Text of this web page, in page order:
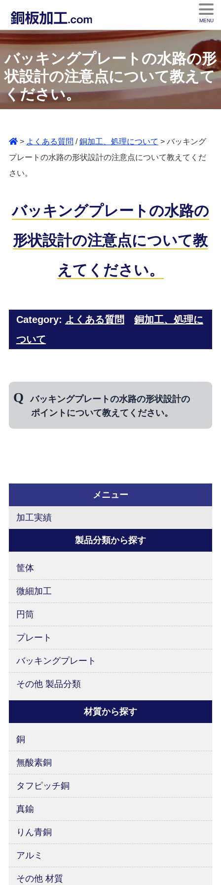
MENU
バッキングプレートの水路の形
状設計の注意点について教えて
ください。
> よくある質問 /銅加工、処理について > バッキング
プレートの水路の形状設計の注意点について教えてくだ
さい。
バッキングプレートの水路の
形状設計の注意点について教
えてください。
Category: よくある質問
銅加工、処理に
ついて
バッキングプレートの水路の形状設計の
ポイントについて教えてください。
バッキングプレート内に流れる冷却水の水圧
により蓋が変形してしまったという事例もご
ざいましたので、負荷がかからない設計にす
る必要があります。
メニュー
加工実績
製品分類から探す
筐体
微細加工
円筒
プレート
バッキングプレート
その他 製品分類
材質から探す
銅
無酸素銅
タフピッチ銅
真鍮
りん青銅
アルミ
その他 材質